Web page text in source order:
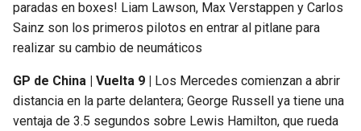
paradas en boxes! Liam Lawson, Max Verstappen y Carlos
Sainz son los primeros pilotos en entrar al pitlane para
realizar su cambio de neumáticos
GP de China | Vuelta 9 |
Los Mercedes comienzan a abrir
distancia en la parte delantera; George Russell ya tiene una
ventaja de 3.5 segundos sobre Lewis Hamilton, que rueda